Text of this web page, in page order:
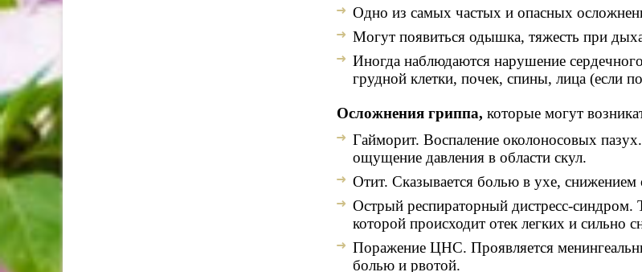
Одно из самых частых и опасных
Могут появиться одышка, тяжесть при
Иногда наблюдаются нарушение
грудной клетки, почек, спины, лица (если
Осложнения гриппа, которые могут
Гайморит. Воспаление околоносовых
ощущение давления в области скул.
Отит. Сказывается болью в ухе,
Острый респираторный дистресс-синдром.
которой происходит отек легких и сильно
Поражение ЦНС. Проявляется
болью и рвотой.